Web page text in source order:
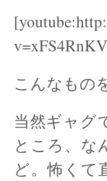
こんなもの
当然ギャグ
ところ、
ど。怖くて